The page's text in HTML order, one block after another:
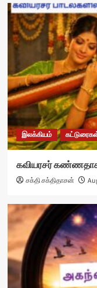
இலக்கியம்
கவியரசர்
சக்தி சக்திதாசன்